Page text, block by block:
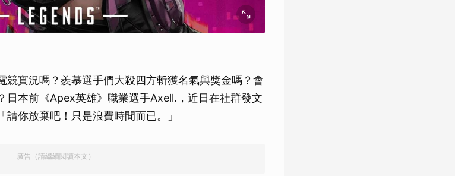
競實況嗎？羨慕選手們大殺四方斬獲名氣與獎金嗎？會
日本前《Apex英雄》職業選手Axell.，近日在社群發文
你放棄吧！只是浪費時間而已。」
廣告（請繼續閱讀本文）